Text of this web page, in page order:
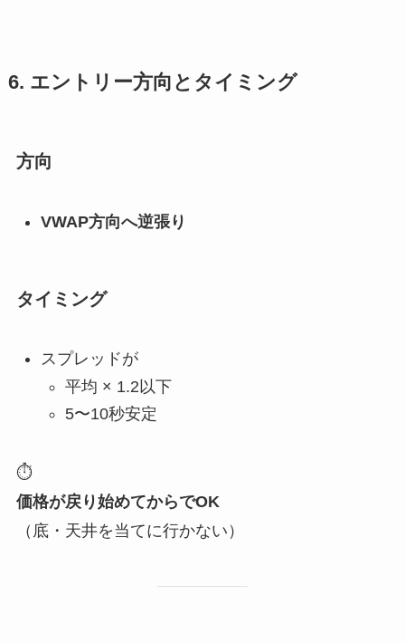
6. エントリー方向とタイミング
方向
VWAP方向へ逆張り
タイミング
スプレッドが
平均 × 1.2以下
5〜10秒安定
⏱
価格が戻り始めてからでOK
（底・天井を当てに行かない）